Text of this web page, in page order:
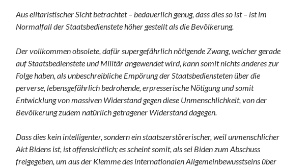
Aus elitaristischer Sicht betrachtet – bedauerlich genug, dass dies so ist – ist im
Normalfall der Staatsbedienstete höher gestellt als die Bevölkerung.
Der vollkommen obsolete, dafür supergefährlich nötigende Zwang, welcher gerade
auf Staatsbedienstete und Militär angewendet wird, kann somit nichts anderes zur
Folge haben, als unbeschreibliche Empörung der Staatsbediensteten über die
perverse, lebensgefährlich bedrohende, erpresserische Nötigung und somit
Entwicklung von massiven Widerstand gegen diese Unmenschlichkeit, von der
Bevölkerung zudem natürlich getragener Widerstand dagegen.
Dass dies kein intelligenter, sondern ein staatszerstörerischer, weil unmenschlicher
Akt Bidens ist, ist offensichtlich; es scheint somit, als sei Biden zum Abschuss
freigegeben, um aus der Klemme des internationalen Allgemeinbewusstseins über